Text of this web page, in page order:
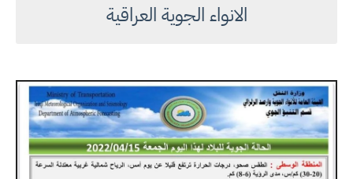
الانواء الجوية العراقية